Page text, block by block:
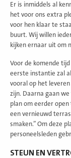
Er is inmiddels al
het voor ons extra
voor hen klaar te
buurt. Wij willen
kijken ernaar uit om
Voor de komende
eerste instantie zal
vooral op het
zijn. Daarna gaan
plan om eerder
een vernieuwd
smaken.” Om deze
personeelsleden
STEUN EN